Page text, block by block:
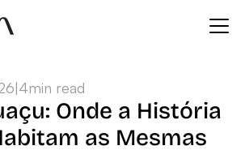
|4min read
Onde a História
as Mesmas